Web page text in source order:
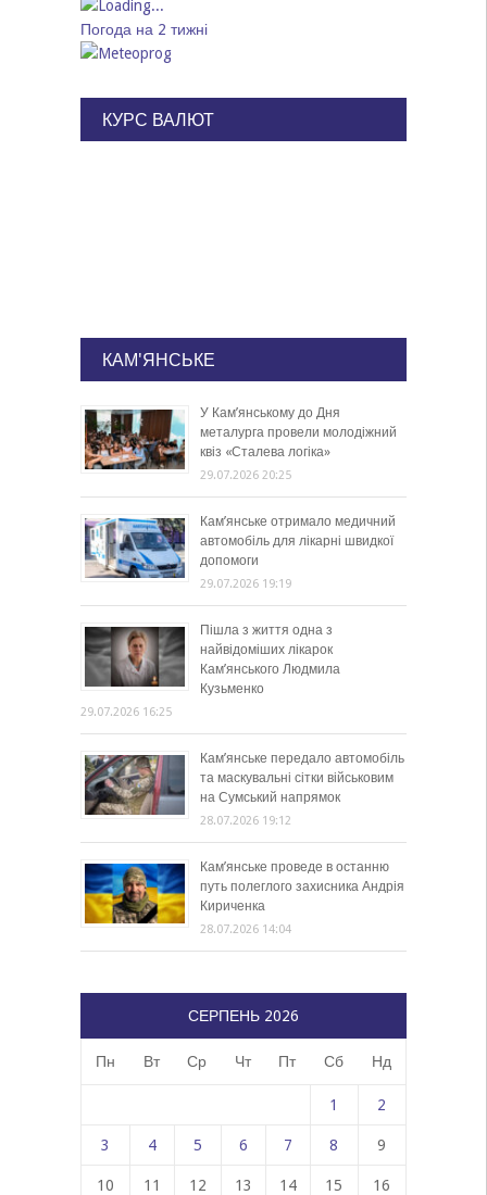
Погода на 2 тижні
КУРС ВАЛЮТ
КАМ'ЯНСЬКЕ
У Кам’янському до Дня
металурга провели молодіжний
квіз «Сталева логіка»
29.07.2026 20:25
Кам’янське отримало медичний
автомобіль для лікарні швидкої
допомоги
29.07.2026 19:19
Пішла з життя одна з
найвідоміших лікарок
Кам’янського Людмила
Кузьменко
29.07.2026 16:25
Кам’янське передало автомобіль
та маскувальні сітки військовим
на Сумський напрямок
28.07.2026 19:12
Кам’янське проведе в останню
путь полеглого захисника Андрія
Кириченка
28.07.2026 14:04
СЕРПЕНЬ 2026
Пн Вт Ср Чт Пт Сб Нд
1 2
3 4 5 6 7 8 9
10 11 12 13 14 15 16